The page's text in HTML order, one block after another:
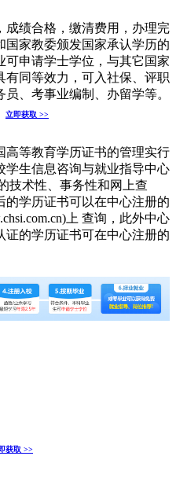
成绩合格，缴清费用，办理完
国家教委颁发国家承认学历的
申请学士学位，与其它国家
有同等效力，可入社保、评职
、考事业编制、办留学等。
立即获取 >>
高等教育学历证书的管理实行
学生信息咨询与就业指导中心
技术性、事务性和网上查
的学历证书可以在中心注册的
上 查询，此外中心
的学历证书可在中心注册的
获取 >>